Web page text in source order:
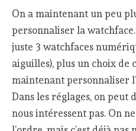
On a maintenant un peu
personnaliser la
juste 3 watchfaces
aiguilles), plus un choix de
maintenant personnaliser
Dans les réglages, on peut
nous intéressent pas. On